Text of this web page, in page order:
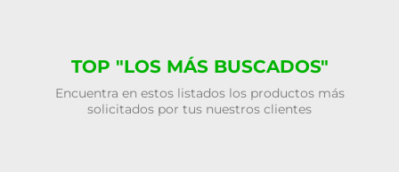
TOP "LOS MÁS BUSCADOS"
Encuentra en estos listados los productos más
solicitados por tus nuestros clientes